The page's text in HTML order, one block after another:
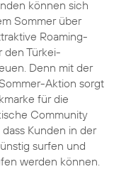
können sich
Sommer über
Roaming-
den Türkei-
Denn mit der
Aktion sorgt
für die
Community
Kunden in der
surfen und
werden können.